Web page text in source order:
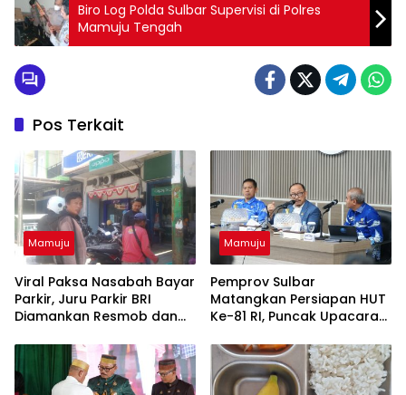
Biro Log Polda Sulbar Supervisi di Polres
Mamuju Tengah
Pos Terkait
Mamuju
Viral Paksa Nasabah Bayar
Parkir, Juru Parkir BRI
Diamankan Resmob dan
Mamuju
Pemprov Sulbar
Matangkan Persiapan HUT
Ke-81 RI, Puncak Upacara